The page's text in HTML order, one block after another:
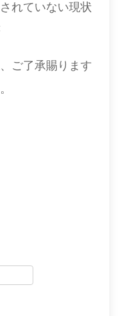
れていない現状
ご了承賜ります